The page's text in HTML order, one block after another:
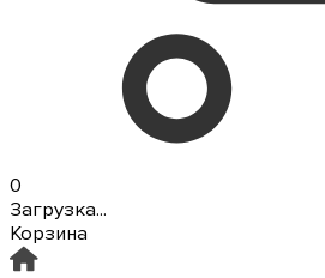
0
Загрузка...
Корзина